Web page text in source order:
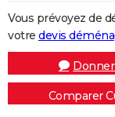
Vous prévoyez de
votre devis
Comparer